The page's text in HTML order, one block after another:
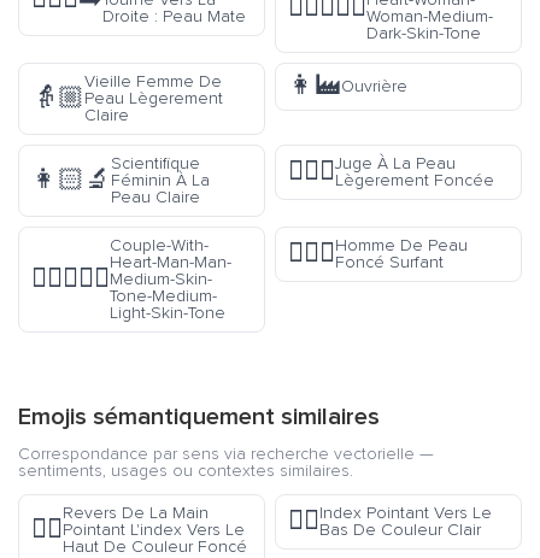
Droite : Peau Mate
👩🏾‍❤️‍👩🏾Woman-Medium-
Dark-Skin-Tone
👵🏼
Vieille Femme De
Peau Lègerement
Claire
👩‍🏭Ouvrière
👩🏻‍🔬
Scientifique
Féminin À La
Peau Claire
👨🏽‍⚖️Juge À La Peau
Lègerement Foncée
👨🏽‍❤️‍👨🏼
Couple-With-
Heart-Man-Man-
Medium-Skin-
Tone-Medium-
Light-Skin-Tone
🏄🏿‍♂️Homme De Peau
Foncé Surfant
Emojis sémantiquement similaires
Correspondance par sens via recherche vectorielle —
sentiments, usages ou contextes similaires.
👆🏿
Revers De La Main
Pointant L'index Vers Le
Haut De Couleur Foncé
👇🏻Index Pointant Vers Le
Bas De Couleur Clair